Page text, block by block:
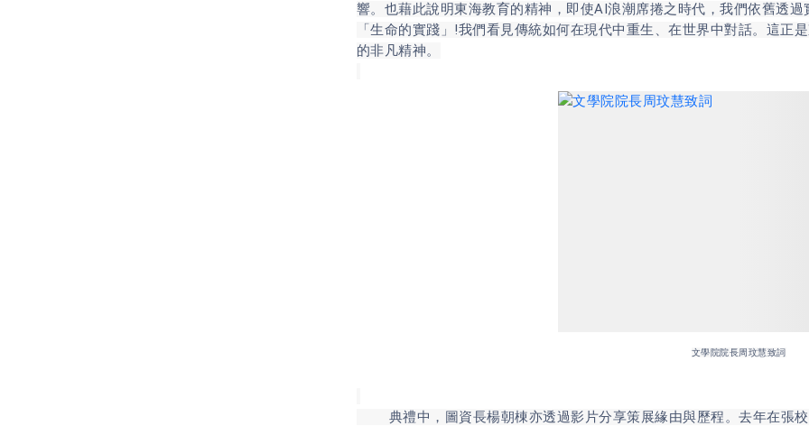
響。也藉此說明東海教育的精神，即使AI浪潮席捲之時代，我們依舊透
「生命的實踐」!我們看見傳統如何在現代中重生、在世界中對話。這正
的非凡精神。
文學院院長周玟慧致詞
典禮中，圖資長楊朝棟亦透過影片分享策展緣由與歷程。去年在張校